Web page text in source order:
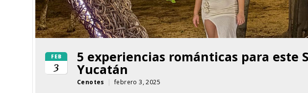
FEB
3
5 experiencias románticas para este
Yucatán
Cenotes | febrero 3, 2025